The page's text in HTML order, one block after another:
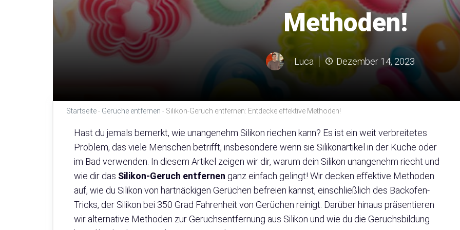
Methoden!
Luca Dezember 14, 2023
Startseite- Gerüche entfernen - Silikon-Geruch entfernen: Entdecke effektive Methoden!
Hast du jemals bemerkt, wie unangenehm Silikon riechen kann? Es ist ein weit verbreitetes
Problem, das viele Menschen betrifft, insbesondere wenn sie Silikonartikel in der Küche oder
im Bad verwenden. In diesem Artikel zeigen wir dir, warum dein Silikon unangenehm riecht und
wie dir das Silikon-Geruch entfernen ganz einfach gelingt! Wir decken effektive Methoden
auf, wie du Silikon von hartnäckigen Gerüchen befreien kannst, einschließlich des Backofen-
Tricks, der Silikon bei 350 Grad Fahrenheit von Gerüchen reinigt. Darüber hinaus präsentieren
wir alternative Methoden zur Geruchsentfernung aus Silikon und wie du die Geruchsbildung